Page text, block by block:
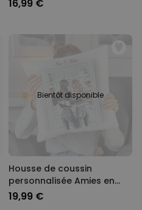
16,99 €
Bientôt disponible
Housse de coussin
personnalisée Amies en
hiver - Illustration
19,99 €